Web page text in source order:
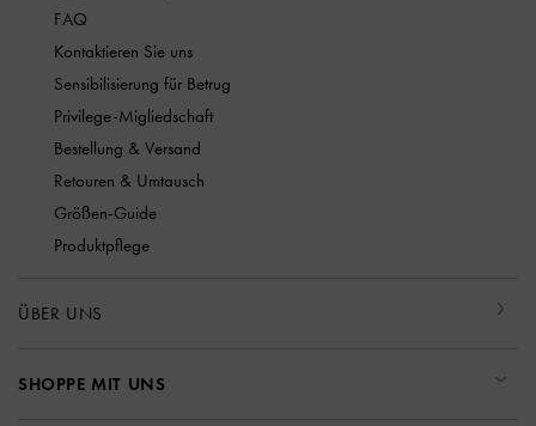
FAQ
Kontaktieren Sie uns
Sensibilisierung für Betrug
Privilege-Migliedschaft
Bestellung & Versand
Retouren & Umtausch
Größen-Guide
Produktpflege
ÜBER UNS
SHOPPE MIT UNS